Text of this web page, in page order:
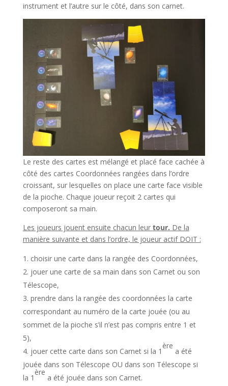
instrument et l’autre sur le côté, dans son carnet.
Le reste des cartes est mélangé et placé face cachée à
côté des cartes Coordonnées rangées dans l’ordre
croissant, sur lesquelles on place une carte face visible
de la pioche. Chaque joueur reçoit 2 cartes qui
composeront sa main.
Les joueurs jouent ensuite chacun leur tour. De la
manière suivante et dans l’ordre, le joueur actif DOIT :
choisir une carte dans la rangée des Coordonnées,
jouer une carte de sa main dans son Carnet ou son
Télescope,
prendre dans la rangée des coordonnées la carte
correspondant au numéro de la carte jouée (ou au
sommet de la pioche s’il n’est pas compris entre 1 et
5),
jouer cette carte dans son Carnet si la 1
ère
a été
jouée dans son Télescope OU dans son Télescope si
la 1
ère
a été jouée dans son Carnet.